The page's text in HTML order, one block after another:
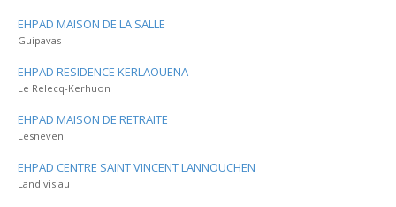
EHPAD MAISON DE LA SALLE
Guipavas
EHPAD RESIDENCE KERLAOUENA
Le Relecq-Kerhuon
EHPAD MAISON DE RETRAITE
Lesneven
EHPAD CENTRE SAINT VINCENT LANNOUCHEN
Landivisiau